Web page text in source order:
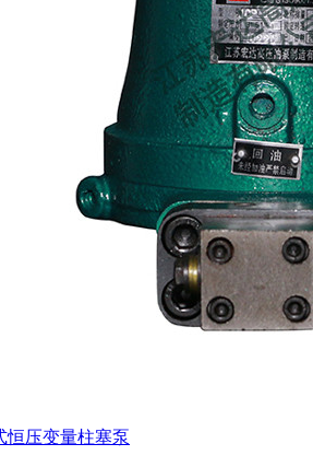
恒压变量柱塞泵